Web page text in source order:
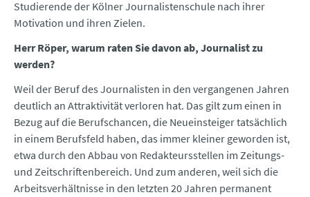
Studierende der Kölner Journalistenschule nach ihrer
Motivation und ihren Zielen.
Herr Röper, warum raten Sie davon ab, Journalist zu
werden?
Weil der Beruf des Journalisten in den vergangenen Jahren
deutlich an Attraktivität verloren hat. Das gilt zum einen in
Bezug auf die Berufschancen, die Neueinsteiger tatsächlich
in einem Berufsfeld haben, das immer kleiner geworden ist,
etwa durch den Abbau von Redakteursstellen im Zeitungs-
und Zeitschriftenbereich. Und zum anderen, weil sich die
Arbeitsverhältnisse in den letzten 20 Jahren permanent